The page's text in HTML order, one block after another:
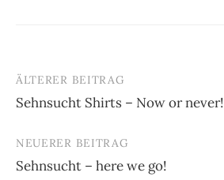
Beitrags-
Navigation
ÄLTERER BEITRAG
Sehnsucht Shirts – Now or never!
NEUERER BEITRAG
Sehnsucht – here we go!